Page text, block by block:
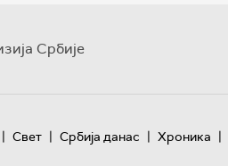
Србије
| Свет | Србија данас | Хроника |